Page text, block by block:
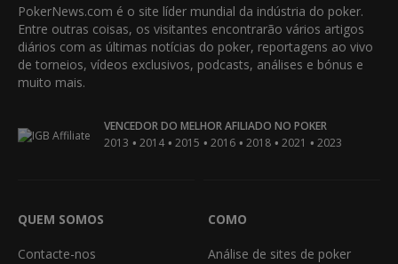
PokerNews.com é o site líder mundial da indústria do poker.
Entre outras coisas, os visitantes encontrarão vários artigos
diários com as últimas notícias do poker, reportagens ao vivo
de torneios, vídeos exclusivos, podcasts, análises e bónus e
muito mais.
VENCEDOR DO MELHOR AFILIADO NO POKER
2013 • 2014 • 2015 • 2016 • 2018 • 2021 • 2023
QUEM SOMOS
Contacte-nos
COMO
Análise de sites de poker